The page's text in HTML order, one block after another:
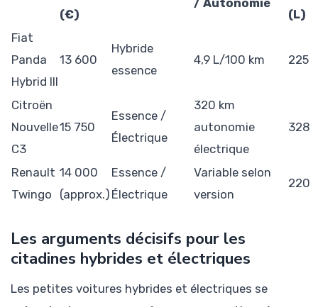
(€)
/ Autonomie
(L)
Fiat
Panda
Hybrid III
13 600
Hybride
essence
4,9 L/100 km 225
Citroën
Nouvelle
C3
15 750
Essence /
Électrique
320 km
autonomie
électrique
328
Renault
Twingo
14 000
(approx.)
Essence /
Électrique
Variable selon
version
220
Les arguments décisifs pour les
citadines hybrides et électriques
Les petites voitures hybrides et électriques se